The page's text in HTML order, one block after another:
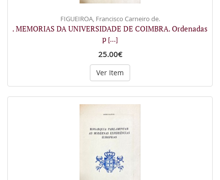
FIGUEIROA, Francisco Carneiro de.
. MEMORIAS DA UNIVERSIDADE DE COIMBRA. Ordenadas
p [...]
25.00€
Ver Item